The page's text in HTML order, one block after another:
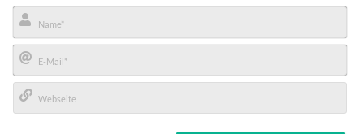
Name*
E-
Mail*